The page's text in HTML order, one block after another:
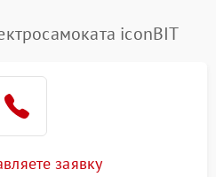
iconBIT
заявку